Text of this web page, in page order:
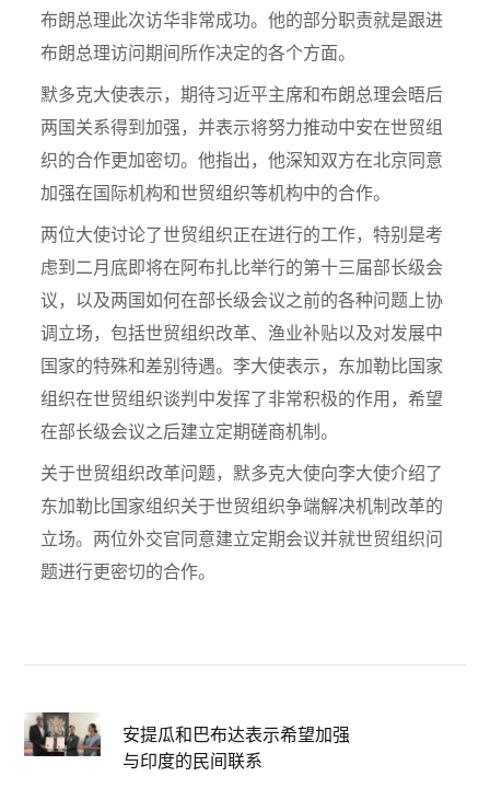
布朗总理此次访华非常成功。他的部分职责就是跟进
布朗总理访问期间所作决定的各个方面。
默多克大使表示，期待习近平主席和布朗总理会晤后
两国关系得到加强，并表示将努力推动中安在世贸组
织的合作更加密切。他指出，他深知双方在北京同意
加强在国际机构和世贸组织等机构中的合作。
两位大使讨论了世贸组织正在进行的工作，特别是考
虑到二月底即将在阿布扎比举行的第十三届部长级会
议，以及两国如何在部长级会议之前的各种问题上协
调立场，包括世贸组织改革、渔业补贴以及对发展中
国家的特殊和差别待遇。李大使表示，东加勒比国家
组织在世贸组织谈判中发挥了非常积极的作用，希望
在部长级会议之后建立定期磋商机制。
关于世贸组织改革问题，默多克大使向李大使介绍了
东加勒比国家组织关于世贸组织争端解决机制改革的
立场。两位外交官同意建立定期会议并就世贸组织问
题进行更密切的合作。
安提瓜和巴布达表示希望加强
与印度的民间联系